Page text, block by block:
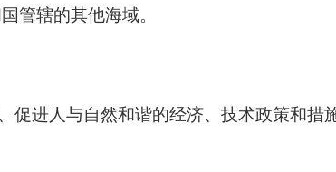
管辖的其他海域。
促进人与自然和谐的经济、技术政策和措